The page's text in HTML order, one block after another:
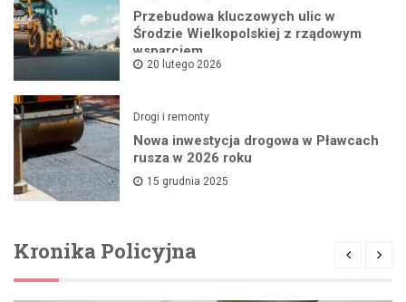
Przebudowa kluczowych ulic w
Środzie Wielkopolskiej z rządowym
wsparciem
20 lutego 2026
Drogi i remonty
Nowa inwestycja drogowa w Pławcach
rusza w 2026 roku
15 grudnia 2025
Kronika Policyjna